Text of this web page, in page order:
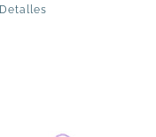
Detalles